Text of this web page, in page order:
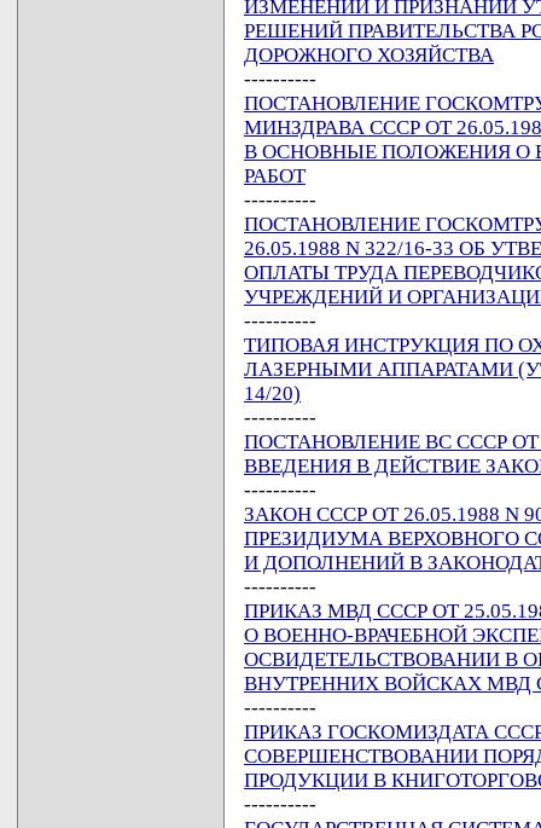
ИЗМЕНЕНИИ И ПРИЗНАНИИ
РЕШЕНИЙ ПРАВИТЕЛЬСТВА
ДОРОЖНОГО ХОЗЯЙСТВА
----------
ПОСТАНОВЛЕНИЕ
МИНЗДРАВА СССР ОТ
В ОСНОВНЫЕ ПОЛОЖЕНИЯ О
РАБОТ
----------
ПОСТАНОВЛЕНИЕ
26.05.1988 N 322/16-33 ОБ
ОПЛАТЫ ТРУДА
УЧРЕЖДЕНИЙ И
----------
ТИПОВАЯ ИНСТРУКЦИЯ ПО
ЛАЗЕРНЫМИ АППАРАТАМИ
14/20)
----------
ПОСТАНОВЛЕНИЕ ВС СССР ОТ
ВВЕДЕНИЯ В ДЕЙСТВИЕ
----------
ЗАКОН СССР ОТ 26.05.1988
ПРЕЗИДИУМА ВЕРХОВНОГО
И ДОПОЛНЕНИЙ В
----------
ПРИКАЗ МВД СССР ОТ
О ВОЕННО-ВРАЧЕБНОЙ
ОСВИДЕТЕЛЬСТВОВАНИИ В
ВНУТРЕННИХ ВОЙСКАХ МВД
----------
ПРИКАЗ ГОСКОМИЗДАТА СССР
СОВЕРШЕНСТВОВАНИИ
ПРОДУКЦИИ В
----------